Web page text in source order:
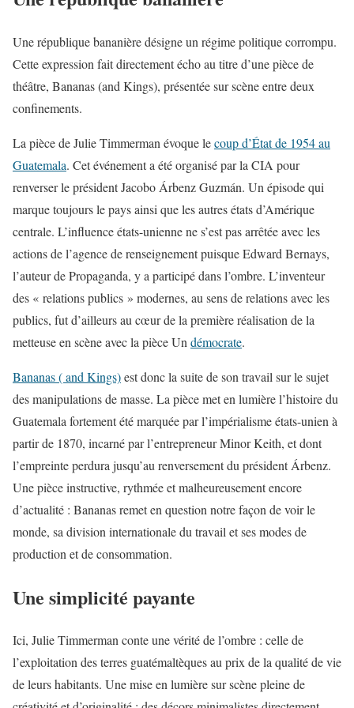
Une république bananière désigne un régime politique corrompu.
Cette expression fait directement écho au titre d’une pièce de
théâtre, Bananas (and Kings), présentée sur scène entre deux
confinements.
La pièce de Julie Timmerman évoque lecoup d’État de 1954 au
Guatemala. Cet événement a été organisé par la CIA pour
renverser le président Jacobo Árbenz Guzmán. Un épisode qui
marque toujours le pays ainsi que les autres états d’Amérique
centrale. L’influence états-unienne ne s’est pas arrêtée avec les
actions de l’agence de renseignement puisque Edward Bernays,
l’auteur de Propaganda, y a participé dans l’ombre. L’inventeur
des « relations publics » modernes, au sens de relations avec les
publics, fut d’ailleurs au cœur de la première réalisation de la
metteuse en scène avec la pièce Un démocrate.
Bananas ( and Kings)est donc la suite de son travail sur le sujet
des manipulations de masse. La pièce met en lumière l’histoire du
Guatemala fortement été marquée par l’impérialisme états-unien à
partir de 1870, incarné par l’entrepreneur Minor Keith, et dont
l’empreinte perdura jusqu’au renversement du président Árbenz.
Une pièce instructive, rythmée et malheureusement encore
d’actualité : Bananas remet en question notre façon de voir le
monde, sa division internationale du travail et ses modes de
production et de consommation.
Une simplicité payante
Ici, Julie Timmerman conte une vérité de l’ombre : celle de
l’exploitation des terres guatémaltèques au prix de la qualité de vie
de leurs habitants. Une mise en lumière sur scène pleine de